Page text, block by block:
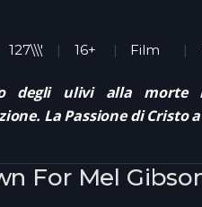
127\\\' 16+ Film
degli ulivi alla morte
La Passione di
For Mel